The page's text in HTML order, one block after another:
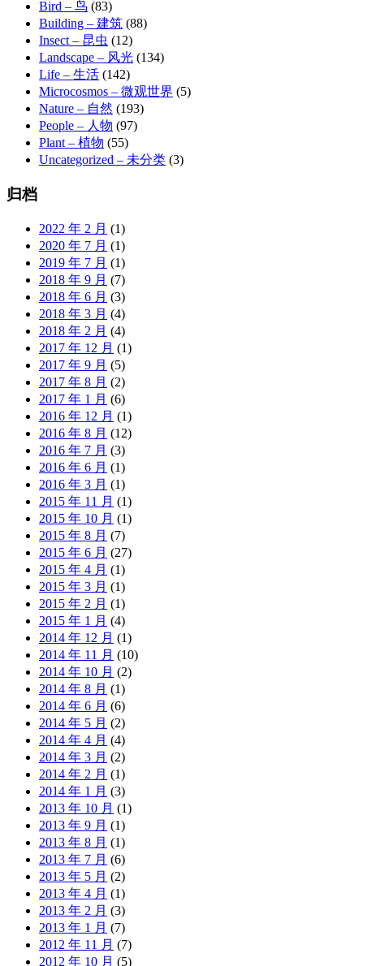
Bird – 鸟 (83)
Building – 建筑 (88)
Insect – 昆虫 (12)
Landscape – 风光 (134)
Life – 生活 (142)
Microcosmos – 微观世界 (5)
Nature – 自然 (193)
People – 人物 (97)
Plant – 植物 (55)
Uncategorized – 未分类 (3)
归档
2022 年 2 月 (1)
2020 年 7 月 (1)
2019 年 7 月 (1)
2018 年 9 月 (7)
2018 年 6 月 (3)
2018 年 3 月 (4)
2018 年 2 月 (4)
2017 年 12 月 (1)
2017 年 9 月 (5)
2017 年 8 月 (2)
2017 年 1 月 (6)
2016 年 12 月 (1)
2016 年 8 月 (12)
2016 年 7 月 (3)
2016 年 6 月 (1)
2016 年 3 月 (1)
2015 年 11 月 (1)
2015 年 10 月 (1)
2015 年 8 月 (7)
2015 年 6 月 (27)
2015 年 4 月 (1)
2015 年 3 月 (1)
2015 年 2 月 (1)
2015 年 1 月 (4)
2014 年 12 月 (1)
2014 年 11 月 (10)
2014 年 10 月 (2)
2014 年 8 月 (1)
2014 年 6 月 (6)
2014 年 5 月 (2)
2014 年 4 月 (4)
2014 年 3 月 (2)
2014 年 2 月 (1)
2014 年 1 月 (3)
2013 年 10 月 (1)
2013 年 9 月 (1)
2013 年 8 月 (1)
2013 年 7 月 (6)
2013 年 5 月 (2)
2013 年 4 月 (1)
2013 年 2 月 (3)
2013 年 1 月 (7)
2012 年 11 月 (7)
2012 年 10 月 (5)